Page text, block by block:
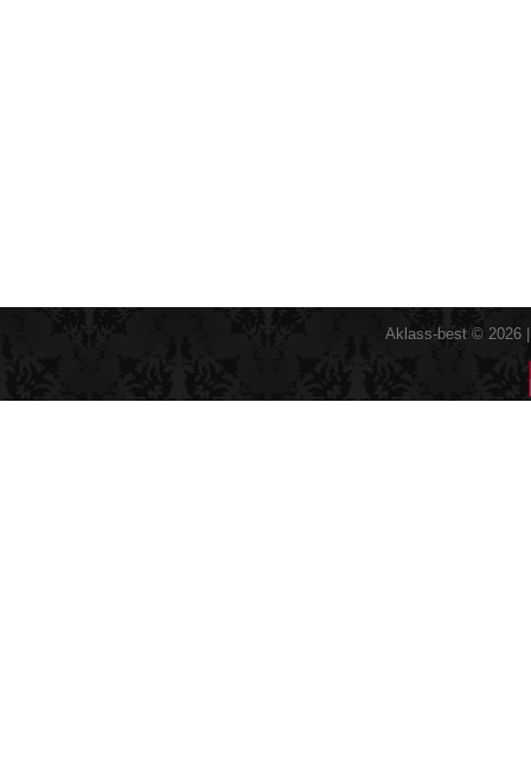
Aklass-best © 2026